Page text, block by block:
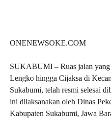
ONENEWSOKE.COM
SUKABUMI – Ruas jalan yang
Lengko hingga Cijaksa di
Sukabumi, telah resmi selesai
ini dilaksanakan oleh Dinas
Kabupaten Sukabumi, Jawa